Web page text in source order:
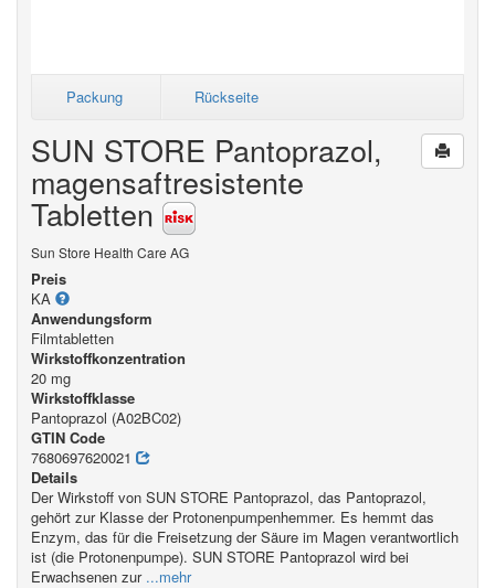
Packung Rückseite
SUN STORE Pantoprazol,
magensaftresistente
Tabletten
Sun Store Health Care AG
Preis
KA
Anwendungsform
Filmtabletten
Wirkstoffkonzentration
20 mg
Wirkstoffklasse
Pantoprazol (A02BC02)
GTIN Code
7680697620021
Details
Der Wirkstoff von SUN STORE Pantoprazol, das Pantoprazol,
gehört zur Klasse der Protonenpumpenhemmer. Es hemmt das
Enzym, das für die Freisetzung der Säure im Magen verantwortlich
ist (die Protonenpumpe). SUN STORE Pantoprazol wird bei
Erwachsenen zur ...mehr